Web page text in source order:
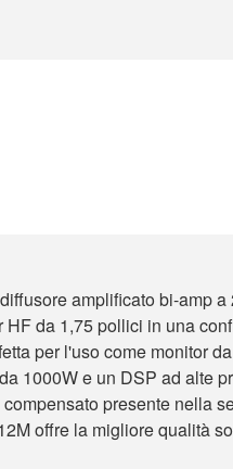
amplificato bi-amp
HF da 1,75 pollici in una
per l'uso come monitor
1000W e un DSP ad alte
presente nella
offre la migliore qualità